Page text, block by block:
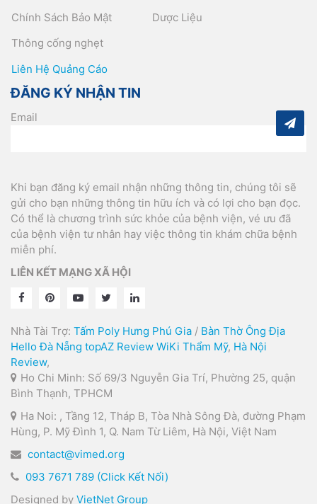
Chính Sách Bảo Mật
Thông cống nghẹt
Dược Liệu
Liên Hệ Quảng Cáo
ĐĂNG KÝ NHẬN TIN
Email
Khi bạn đăng ký email nhận những thông tin, chúng tôi sẽ
gửi cho bạn những thông tin hữu ích và có lợi cho bạn đọc.
Có thể là chương trình sức khỏe của bệnh viện, vé ưu đã
của bệnh viện tư nhân hay việc thông tin khám chữa bệnh
miễn phí.
LIÊN KẾT MẠNG XÃ HỘI
Nhà Tài Trợ: Tấm Poly Hưng Phú Gia / Bàn Thờ Ông Địa
Hello Đà Nẵng topAZ Review WiKi Thẩm Mỹ, Hà Nội
Review,
Ho Chi Minh: Số 69/3 Nguyễn Gia Trí, Phường 25, quận
Bình Thạnh, TPHCM
Ha Noi: , Tầng 12, Tháp B, Tòa Nhà Sông Đà, đường Phạm
Hùng, P. Mỹ Đình 1, Q. Nam Từ Liêm, Hà Nội, Việt Nam
contact@vimed.org
093 7671 789 (Click Kết Nối)
Designed by VietNet Group